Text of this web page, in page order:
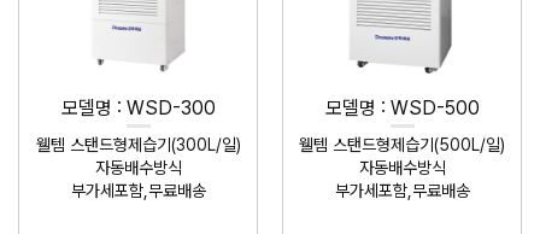
모델명 : WSD-300
웰템 스탠드형제습기(300L/일)
자동배수방식
부가세포함,무료배송
모델명 : WSD-500
웰템 스탠드형제습기(500L/일)
자동배수방식
부가세포함,무료배송